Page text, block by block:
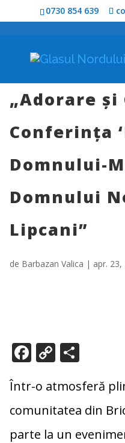
0730 854 639
„Adorare și
Conferința
Domnului-
Domnului
Lipcani”
de Barbazan Valica | apr. 23,
F
e
b
o
C
p
y
Li
P
ta
je
az
Într-o atmosferă
comunitatea din
parte la un